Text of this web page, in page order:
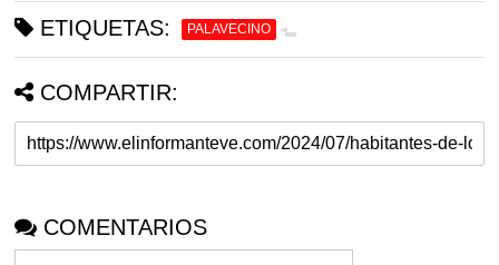
ETIQUETAS: PALAVECINO
COMPARTIR:
COMENTARIOS